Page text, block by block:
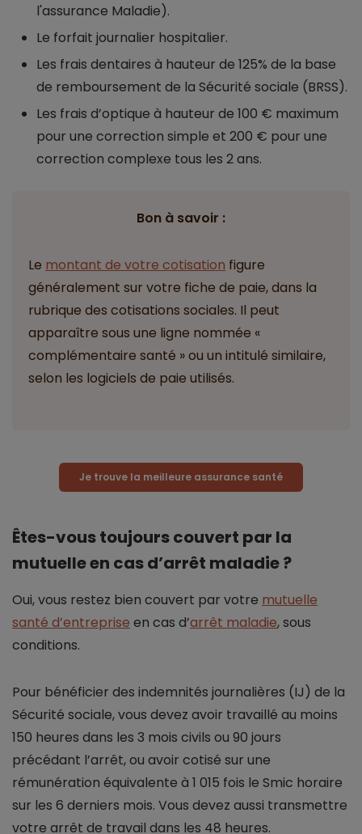
l'assurance Maladie).
Le forfait journalier hospitalier.
Les frais dentaires à hauteur de 125% de la base
de remboursement de la Sécurité sociale (BRSS).
Les frais d’optique à hauteur de 100 € maximum
pour une correction simple et 200 € pour une
correction complexe tous les 2 ans.
Bon à savoir :
Le montant de votre cotisation figure
généralement sur votre fiche de paie, dans la
rubrique des cotisations sociales. Il peut
apparaître sous une ligne nommée «
complémentaire santé » ou un intitulé similaire,
selon les logiciels de paie utilisés.
Je trouve la meilleure assurance santé
Êtes-vous toujours couvert par la
mutuelle en cas d’arrêt maladie ?
Oui, vous restez bien couvert par votre mutuelle
santé d’entreprise en cas d’arrêt maladie, sous
conditions.
Pour bénéficier des indemnités journalières (IJ) de la
Sécurité sociale, vous devez avoir travaillé au moins
150 heures dans les 3 mois civils ou 90 jours
précédant l’arrêt, ou avoir cotisé sur une
rémunération équivalente à 1 015 fois le Smic horaire
sur les 6 derniers mois. Vous devez aussi transmettre
votre arrêt de travail dans les 48 heures.